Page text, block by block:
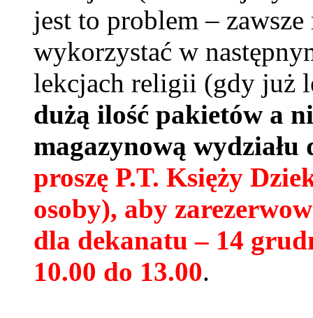
jest to problem – zawsze
wykorzystać w
lekcjach religii (gdy już
dużą ilość pakietów a
magazynową
proszę P.T. Księży
osoby), aby
dla dekanatu – 14
10.00 do 13.00.